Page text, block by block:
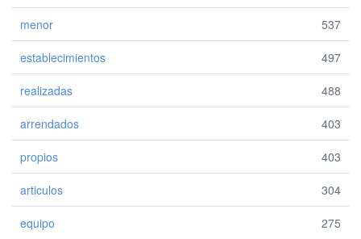
menor 537
establecimientos 497
realizadas 488
arrendados 403
propios 403
articulos 304
equipo 275